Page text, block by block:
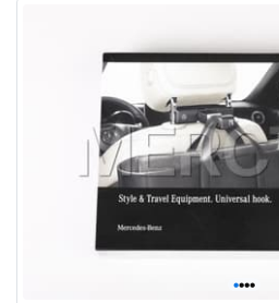
••••